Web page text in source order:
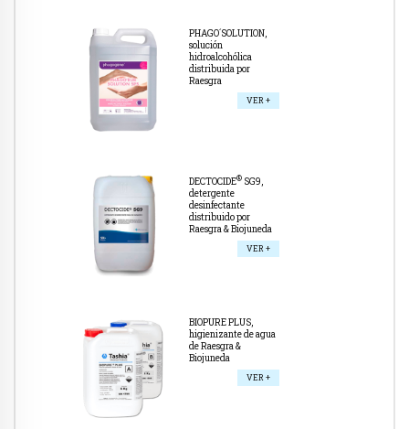
PHAGO´SOLUTION,
solución
hidroalcohólica
distribuida por
Raesgra
VER +
DECTOCIDE®SG9,
detergente
desinfectante
distribuido por
Raesgra & Biojuneda
VER +
BIOPURE PLUS,
higienizante de agua
de Raesgra &
Biojuneda
VER +